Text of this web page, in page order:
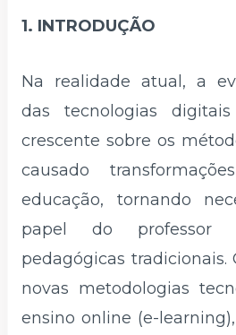
1. INTRODUÇÃO
Na realidade atual, a
das tecnologias
crescente sobre os
causado
educação, tornando
papel do
pedagógicas tradicionais.
novas metodologias
ensino online (e-